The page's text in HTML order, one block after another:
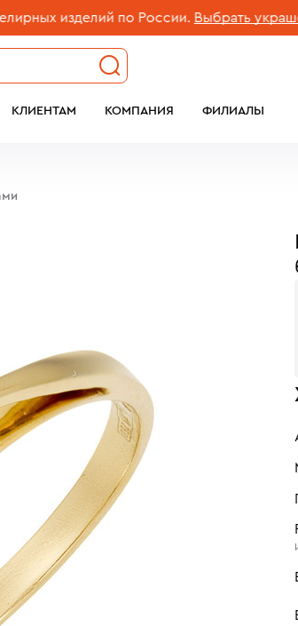
изделий по России. Выбрать украшение
КЛИЕНТАМ КОМПАНИЯ ФИЛИАЛЫ